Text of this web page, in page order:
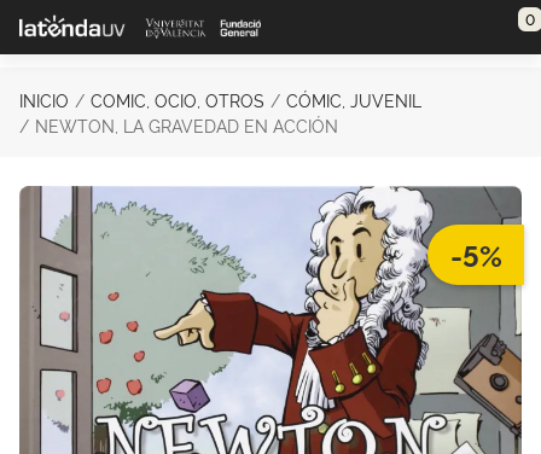
Saltar al contenido principal 0
INICIO COMIC, OCIO, OTROS
CÓMIC, JUVENIL
NEWTON, LA GRAVEDAD EN ACCIÓN
-5%